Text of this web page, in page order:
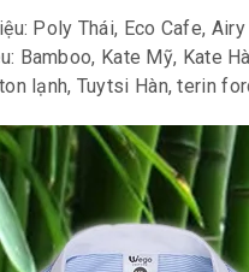
Poly Thái, Eco Cafe,
Bamboo, Kate Mỹ, Kate
lạnh, Tuytsi Hàn, terin